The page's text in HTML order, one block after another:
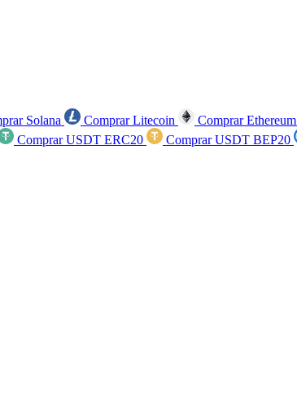
Solana Comprar Litecoin Comprar Ethereum
Comprar USDT ERC20 Comprar USDT BEP20